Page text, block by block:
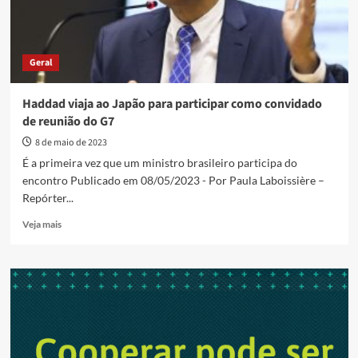
Geral
Haddad viaja ao Japão para participar como convidado
de reunião do G7
8 de maio de 2023
É a primeira vez que um ministro brasileiro participa do
encontro Publicado em 08/05/2023 - Por Paula Laboissière –
Repórter...
Veja maisRead
Haddad
viaja
participar